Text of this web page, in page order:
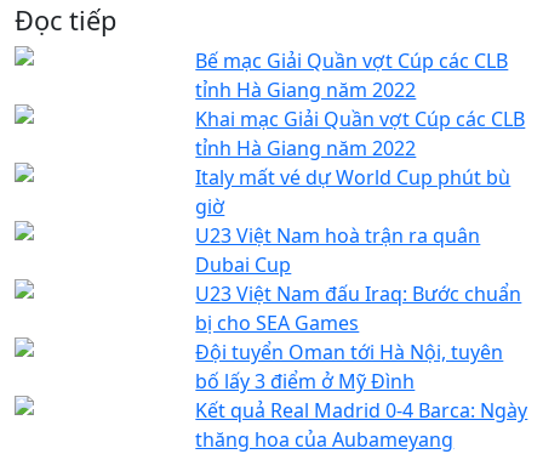
Đọc tiếp
Bế mạc Giải Quần vợt Cúp các CLB
tỉnh Hà Giang năm 2022
Khai mạc Giải Quần vợt Cúp các CLB
tỉnh Hà Giang năm 2022
Italy mất vé dự World Cup phút bù
giờ
U23 Việt Nam hoà trận ra quân
Dubai Cup
U23 Việt Nam đấu Iraq: Bước chuẩn
bị cho SEA Games
Đội tuyển Oman tới Hà Nội, tuyên
bố lấy 3 điểm ở Mỹ Đình
Kết quả Real Madrid 0-4 Barca: Ngày
thăng hoa của Aubameyang